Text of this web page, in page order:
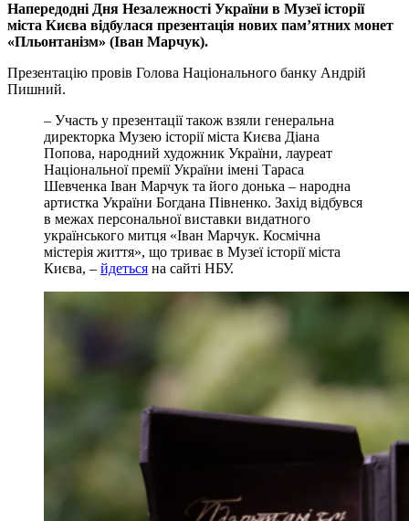
Напередодні Дня Незалежності України в Музеї історії
міста Києва відбулася презентація нових пам’ятних монет
«Пльонтанізм» (Іван Марчук).
Презентацію провів Голова Національного банку Андрій
Пишний.
– Участь у презентації також взяли генеральна
директорка Музею історії міста Києва Діана
Попова, народний художник України, лауреат
Національної премії України імені Тараса
Шевченка Іван Марчук та його донька – народна
артистка України Богдана Півненко. Захід відбувся
в межах персональної виставки видатного
українського митця «Іван Марчук. Космічна
містерія життя», що триває в Музеї історії міста
Києва, – йдеться на сайті НБУ.